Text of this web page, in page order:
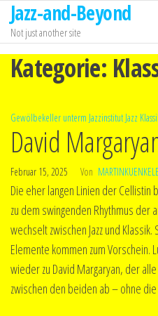
Zum
Inhalt
springen
Jazz-and-Beyond
Not just another site
Kategorie:
Gewölbekeller unterm Jazzinstitut Jazz
David
Februar 15, 2025 Von MARTINKUENKELE
Die eher langen Linien der
zu dem swingenden Rhythmus der
wechselt zwischen Jazz und
Elemente kommen zum Vorschein.
wieder zu David Margaryan, der
zwischen den beiden ab – ohne